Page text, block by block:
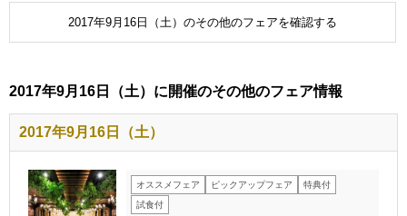
2017年9月16日（土）のその他のフェアを確認する
2017年9月16日（土）に開催のその他のフェア情報
2017年9月16日（土）
オススメフェア ピックアップフェア
特典付
試食付